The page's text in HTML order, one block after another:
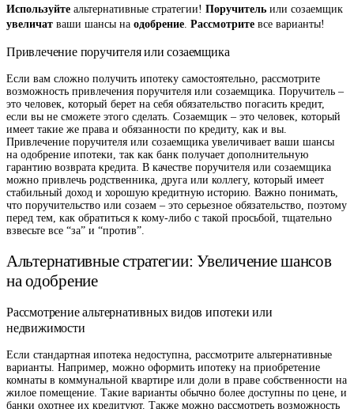
Используйте альтернативные стратегии! Поручитель или созаемщик
увеличат ваши шансы на одобрение. Рассмотрите все варианты!
Привлечение поручителя или созаемщика
Если вам сложно получить ипотеку самостоятельно, рассмотрите
возможность привлечения поручителя или созаемщика. Поручитель –
это человек, который берет на себя обязательство погасить кредит,
если вы не сможете этого сделать. Созаемщик – это человек, который
имеет такие же права и обязанности по кредиту, как и вы.
Привлечение поручителя или созаемщика увеличивает ваши шансы
на одобрение ипотеки, так как банк получает дополнительную
гарантию возврата кредита. В качестве поручителя или созаемщика
можно привлечь родственника, друга или коллегу, который имеет
стабильный доход и хорошую кредитную историю. Важно понимать,
что поручительство или созаем – это серьезное обязательство, поэтому
перед тем, как обратиться к кому-либо с такой просьбой, тщательно
взвесьте все “за” и “против”.
Альтернативные стратегии: Увеличение шансов
на одобрение
Рассмотрение альтернативных видов ипотеки или
недвижимости
Если стандартная ипотека недоступна, рассмотрите альтернативные
варианты. Например, можно оформить ипотеку на приобретение
комнаты в коммунальной квартире или доли в праве собственности на
жилое помещение. Такие варианты обычно более доступны по цене, и
банки охотнее их кредитуют. Также можно рассмотреть возможность